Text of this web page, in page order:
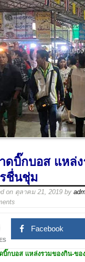
ดบิ๊กบอส แหล่ง
ชื่นชุ่ม
on ตุลาคม 21, 2019 by
Facebook
บิ๊กบอส แหล่งรวมของกิน-ขอ